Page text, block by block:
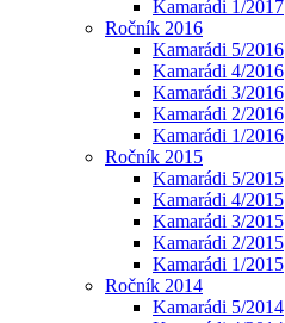
Kamarádi 1/2017
Ročník 2016
Kamarádi 5/2016
Kamarádi 4/2016
Kamarádi 3/2016
Kamarádi 2/2016
Kamarádi 1/2016
Ročník 2015
Kamarádi 5/2015
Kamarádi 4/2015
Kamarádi 3/2015
Kamarádi 2/2015
Kamarádi 1/2015
Ročník 2014
Kamarádi 5/2014